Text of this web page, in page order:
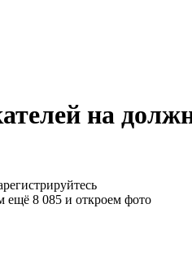
на
ещё 8 085 и откроем фото